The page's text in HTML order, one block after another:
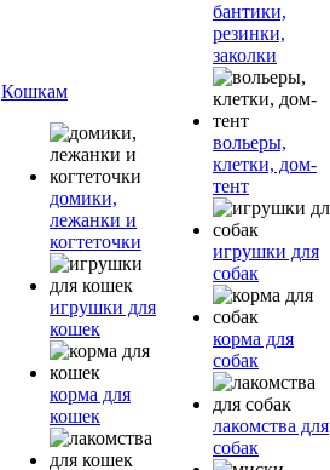
Кошкам
домики,
лежанки и
когтеточки
игрушки для
кошек
корма для
кошек
бантики,
резинки,
заколки
вольеры,
клетки, дом-
тент
игрушки для
собак
корма для
собак
лакомства для
собак